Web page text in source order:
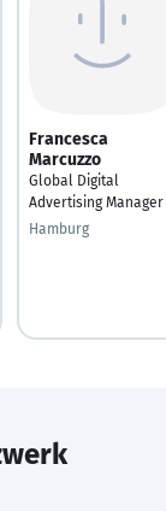
Francesca
Marcuzzo
Global Digital
Advertising Manager
Hamburg